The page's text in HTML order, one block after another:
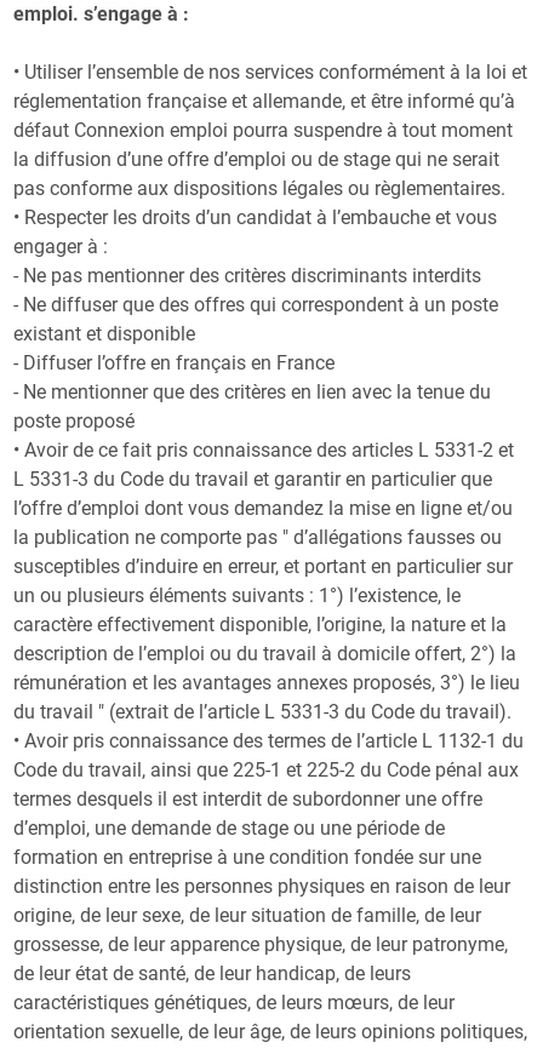
emploi. s’engage à :
• Utiliser l’ensemble de nos services conformément à la loi et
réglementation française et allemande, et être informé qu’à
défaut Connexion emploi pourra suspendre à tout moment
la diffusion d’une offre d’emploi ou de stage qui ne serait
pas conforme aux dispositions légales ou règlementaires.
• Respecter les droits d’un candidat à l’embauche et vous
engager à :
- Ne pas mentionner des critères discriminants interdits
- Ne diffuser que des offres qui correspondent à un poste
existant et disponible
- Diffuser l’offre en français en France
- Ne mentionner que des critères en lien avec la tenue du
poste proposé
• Avoir de ce fait pris connaissance des articles L 5331-2 et
L 5331-3 du Code du travail et garantir en particulier que
l’offre d’emploi dont vous demandez la mise en ligne et/ou
la publication ne comporte pas " d’allégations fausses ou
susceptibles d’induire en erreur, et portant en particulier sur
un ou plusieurs éléments suivants : 1°) l’existence, le
caractère effectivement disponible, l’origine, la nature et la
description de l’emploi ou du travail à domicile offert, 2°) la
rémunération et les avantages annexes proposés, 3°) le lieu
du travail " (extrait de l’article L 5331-3 du Code du travail).
• Avoir pris connaissance des termes de l’article L 1132-1 du
Code du travail, ainsi que 225-1 et 225-2 du Code pénal aux
termes desquels il est interdit de subordonner une offre
d’emploi, une demande de stage ou une période de
formation en entreprise à une condition fondée sur une
distinction entre les personnes physiques en raison de leur
origine, de leur sexe, de leur situation de famille, de leur
grossesse, de leur apparence physique, de leur patronyme,
de leur état de santé, de leur handicap, de leurs
caractéristiques génétiques, de leurs mœurs, de leur
orientation sexuelle, de leur âge, de leurs opinions politiques,